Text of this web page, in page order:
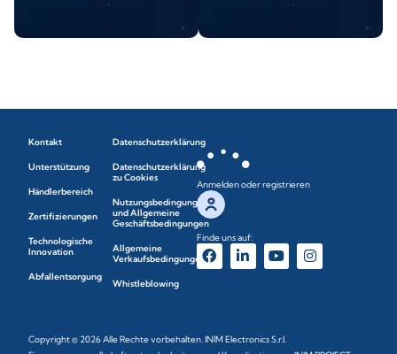
Kontakt
Unterstützung
Händlerbereich
Zertifizierungen
Technologische
Innovation
Abfallentsorgung
Datenschutzerklärung
Datenschutzerklärung
zu Cookies
Nutzungsbedingungen
und Allgemeine
Geschäftsbedingungen
Allgemeine
Verkaufsbedingungen
Whistleblowing
Anmelden oder registrieren
Finde uns auf:
Copyright © 2026 Alle Rechte vorbehalten. INIM Electronics S.r.l.